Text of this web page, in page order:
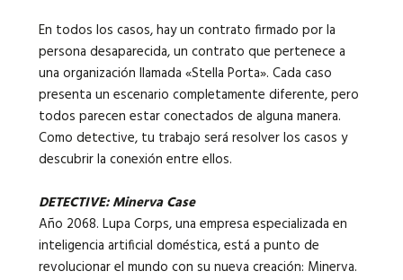
En todos los casos, hay un contrato firmado por la
persona desaparecida, un contrato que pertenece a
una organización llamada «Stella Porta». Cada caso
presenta un escenario completamente diferente, pero
todos parecen estar conectados de alguna manera.
Como detective, tu trabajo será resolver los casos y
descubrir la conexión entre ellos.
DETECTIVE: Minerva Case
Año 2068. Lupa Corps, una empresa especializada en
inteligencia artificial doméstica, está a punto de
revolucionar el mundo con su nueva creación: Minerva.